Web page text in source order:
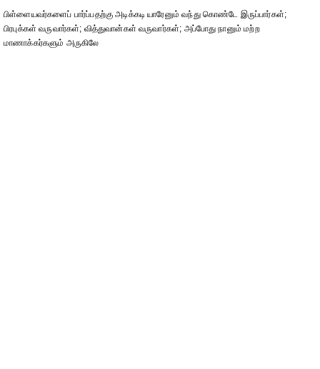
பிள்ளையவர்களைப் பார்ப்பதற்கு அடிக்கடி யாரேனும் வந்து கொண்டே இருப்பார்கள்;
பிரபுக்கள் வருவார்கள்; வித்துவான்கள் வருவார்கள்; அப்போது நானும் மற்ற
மாணாக்கர்களும் அருகிலே